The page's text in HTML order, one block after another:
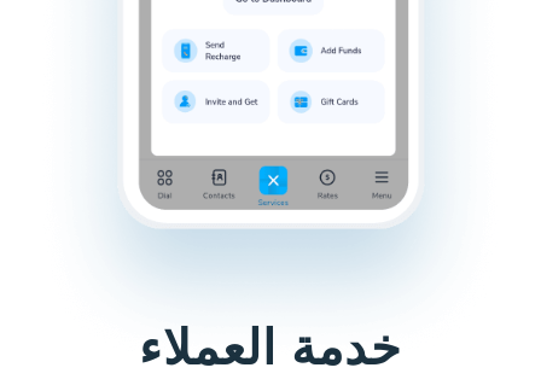
خدمة العملاء